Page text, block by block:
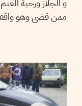
و الجلاز ورحبة
ممن قضى وهو